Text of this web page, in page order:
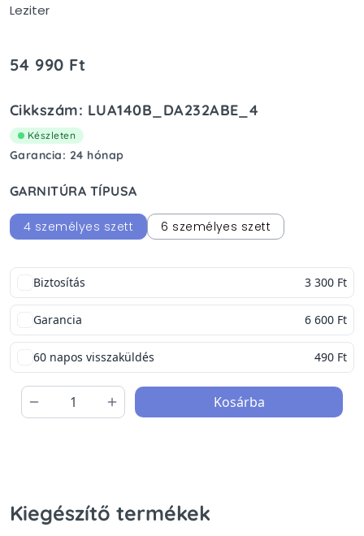
Leziter
54 990 Ft
Cikkszám: LUA140B_DA232ABE_4
Készleten
Garancia: 24 hónap
GARNITÚRA TÍPUSA
4 személyes szett 6 személyes szett
Biztosítás 3 300 Ft
Garancia 6 600 Ft
60 napos visszaküldés 490 Ft
Kosárba
Kiegészítő termékek